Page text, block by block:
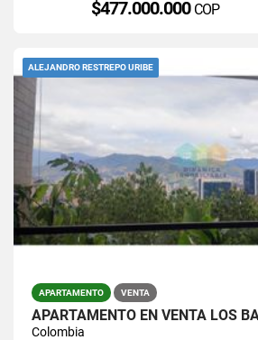
$477.000.000 COP
ALEJANDRO RESTREPO URIBE
APARTAMENTO VENTA
Colombia